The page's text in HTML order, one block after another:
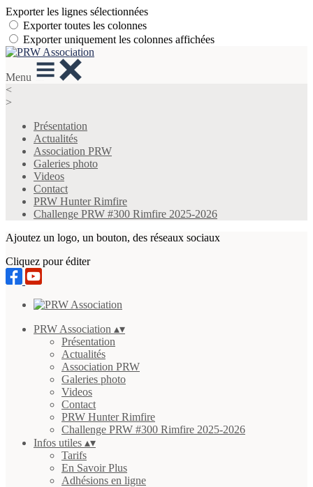
Exporter les lignes sélectionnées
Exporter toutes les colonnes
Exporter uniquement les colonnes affichées
Menu
<
>
Présentation
Actualités
Association PRW
Galeries photo
Videos
Contact
PRW Hunter Rimfire
Challenge PRW #300 Rimfire 2025-2026
Ajoutez un logo, un bouton, des réseaux sociaux
Cliquez pour éditer
PRW Association ▴▾
Présentation
Actualités
Association PRW
Galeries photo
Videos
Contact
PRW Hunter Rimfire
Challenge PRW #300 Rimfire 2025-2026
Infos utiles ▴▾
Tarifs
En Savoir Plus
Adhésions en ligne